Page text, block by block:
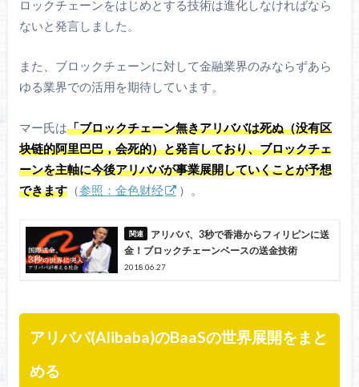
ロックチェーンをはじめとする技術は進化しなければなら
ないと発言しました。
また、ブロックチェーンに対して金融業界のみならずあら
ゆる業界での活用を期待しています。
マー氏は「ブロックチェーン無きアリババは死ぬ（没有区
块链的阿里巴巴，会死的）と発言しており、ブロックチェ
ーンを主軸に今後アリババが事業展開していくことが予想
できます（参照：金色财经 ）。
アリババ、3秒で香港からフィリピンに送
金！ブロックチェーンベースの送金技術
2018.06.27
アリババ(Alibaba)のBaaSの世界展開をまと
める